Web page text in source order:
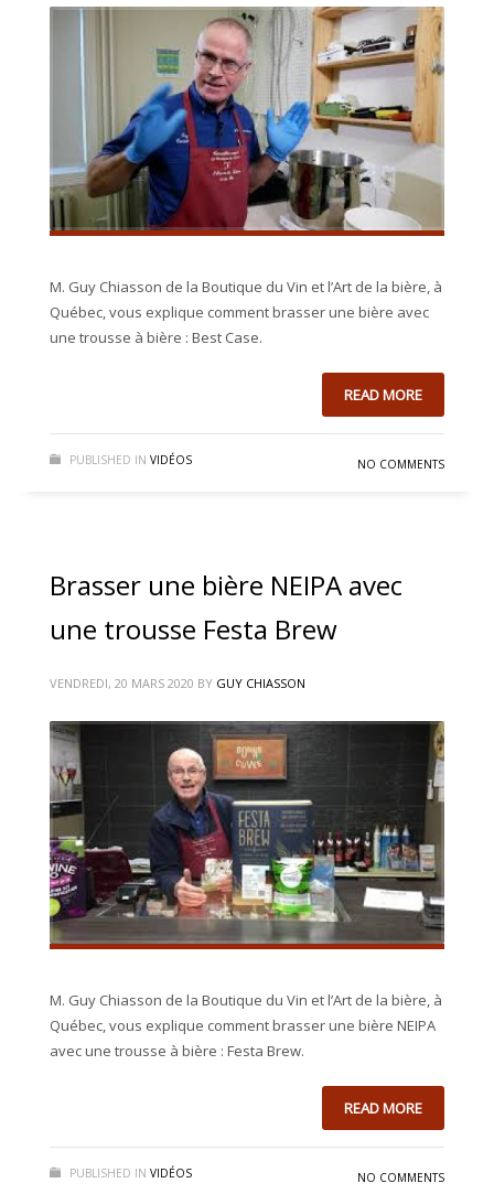
M. Guy Chiasson de la Boutique du Vin et l’Art de la bière, à
Québec, vous explique comment brasser une bière avec
une trousse à bière : Best Case.
READ MORE
PUBLISHED IN VIDÉOS NO COMMENTS
Brasser une bière NEIPA avec
une trousse Festa Brew
VENDREDI, 20 MARS 2020 BY GUY CHIASSON
M. Guy Chiasson de la Boutique du Vin et l’Art de la bière, à
Québec, vous explique comment brasser une bière NEIPA
avec une trousse à bière : Festa Brew.
READ MORE
PUBLISHED IN VIDÉOS NO COMMENTS